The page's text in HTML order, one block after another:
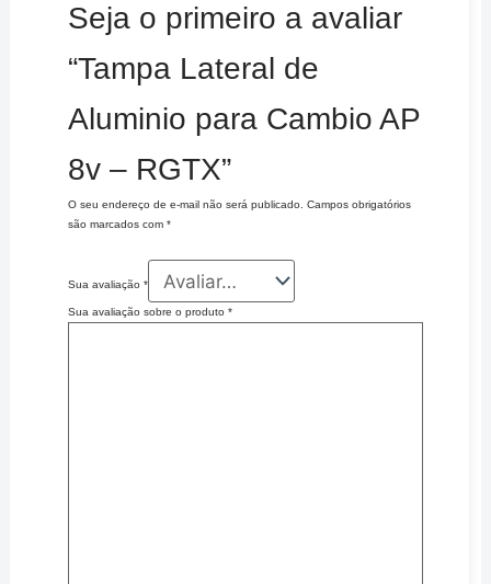
Seja o primeiro a avaliar
“Tampa Lateral de
Aluminio para Cambio AP
8v – RGTX”
O seu endereço de e-mail não será publicado. Campos obrigatórios
são marcados com *
Sua avaliação *
Sua avaliação sobre o produto *